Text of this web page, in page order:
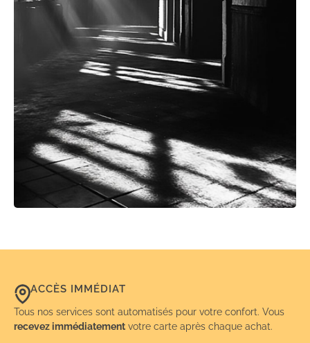
ACCÈS IMMÉDIAT
Tous nos services sont automatisés pour votre confort. Vous
recevez immédiatement votre carte après chaque achat.